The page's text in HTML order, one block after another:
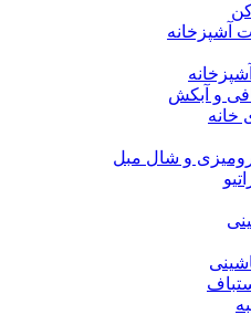
آشپزخانه
و آبکش
خانه
و شال مبل